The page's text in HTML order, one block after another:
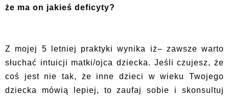
że ma on jakieś deficyty?
Z mojej 5 letniej praktyki wynika iż– zawsze warto
słuchać intuicji matki/ojca dziecka. Jeśli czujesz, że
coś jest nie tak, że inne dzieci w wieku Twojego
dziecka mówią lepiej, to zaufaj sobie i skonsultuj